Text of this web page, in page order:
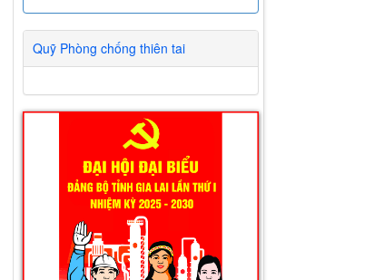
Quỹ Phòng chống thiên tai